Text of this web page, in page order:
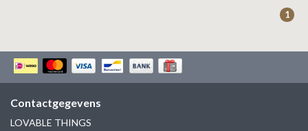
KAPTEN & SON
1
Contactgegevens
LOVABLE THINGS